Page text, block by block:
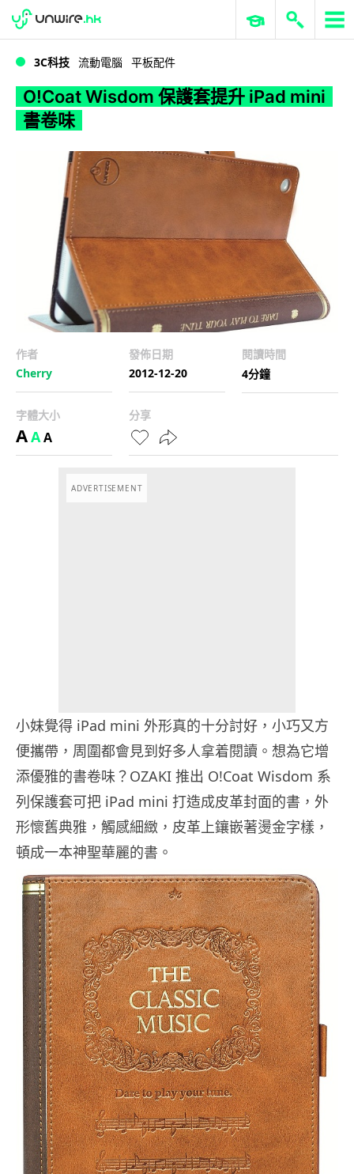
WWDC 2026 ERP 與商業 AI
3C科技 流動電腦 平板配件
O!Coat Wisdom 保護套提升 iPad mini
書卷味
作者
Cherry
發佈日期
2012-12-20
閱讀時間
4分鐘
字體大小
AAA
分享
ADVERTISEMENT
小妹覺得 iPad mini 外形真的十分討好，小巧又方
便攜帶，周圍都會見到好多人拿着閱讀。想為它增
添優雅的書卷味？OZAKI 推出 O!Coat Wisdom 系
列保護套可把 iPad mini 打造成皮革封面的書，外
形懷舊典雅，觸感細緻，皮革上鑲嵌著燙金字樣，
頓成一本神聖華麗的書。